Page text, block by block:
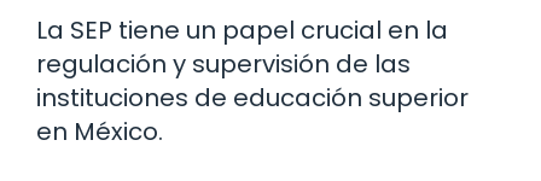
La SEP tiene un papel crucial en la
regulación y supervisión de las
instituciones de educación superior
en México.